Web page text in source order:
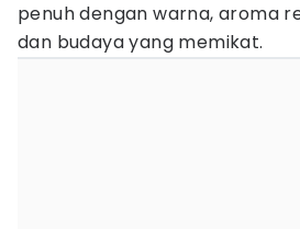
penuh dengan warna, aroma
dan budaya yang memikat.